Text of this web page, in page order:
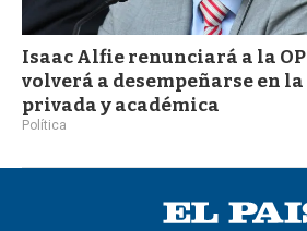
Isaac Alfie renunciará a la
volverá a desempeñarse en
privada y académica
Política